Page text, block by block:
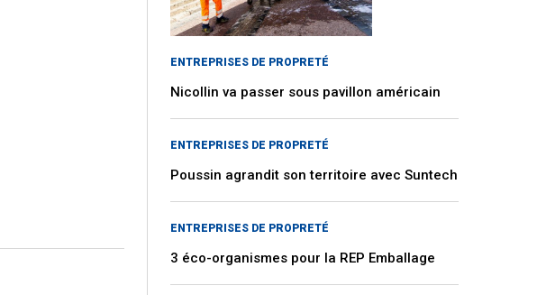
ENTREPRISES DE PROPRETÉ
Nicollin va passer sous pavillon américain
ENTREPRISES DE PROPRETÉ
Poussin agrandit son territoire avec Suntech
ENTREPRISES DE PROPRETÉ
3 éco-organismes pour la REP Emballage